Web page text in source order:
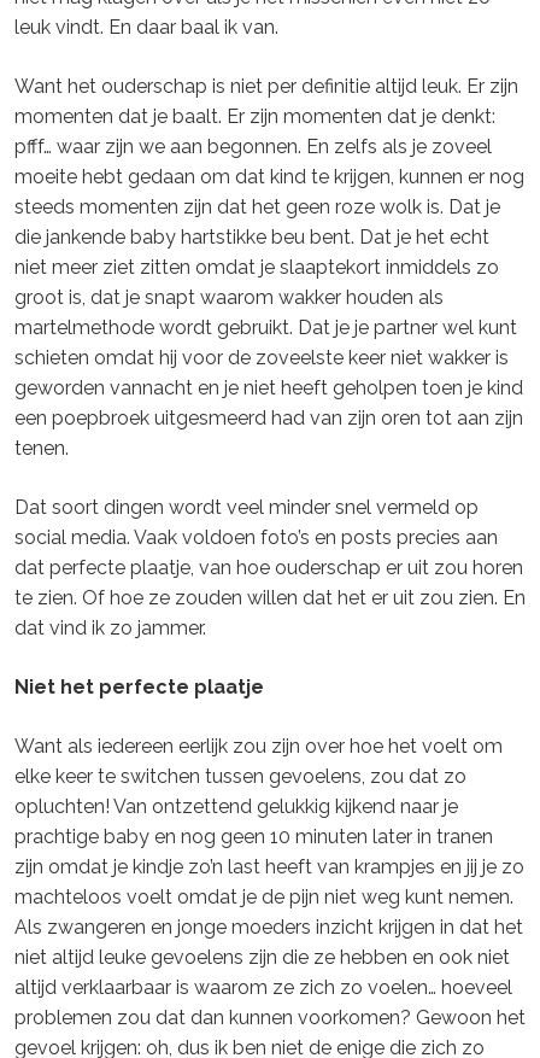
leuk vindt. En daar baal ik van.
Want het ouderschap is niet per definitie altijd leuk. Er zijn
momenten dat je baalt. Er zijn momenten dat je denkt:
pfff… waar zijn we aan begonnen. En zelfs als je zoveel
moeite hebt gedaan om dat kind te krijgen, kunnen er nog
steeds momenten zijn dat het geen roze wolk is. Dat je
die jankende baby hartstikke beu bent. Dat je het echt
niet meer ziet zitten omdat je slaaptekort inmiddels zo
groot is, dat je snapt waarom wakker houden als
martelmethode wordt gebruikt. Dat je je partner wel kunt
schieten omdat hij voor de zoveelste keer niet wakker is
geworden vannacht en je niet heeft geholpen toen je kind
een poepbroek uitgesmeerd had van zijn oren tot aan zijn
tenen.
Dat soort dingen wordt veel minder snel vermeld op
social media. Vaak voldoen foto’s en posts precies aan
dat perfecte plaatje, van hoe ouderschap er uit zou horen
te zien. Of hoe ze zouden willen dat het er uit zou zien. En
dat vind ik zo jammer.
Niet het perfecte plaatje
Want als iedereen eerlijk zou zijn over hoe het voelt om
elke keer te switchen tussen gevoelens, zou dat zo
opluchten! Van ontzettend gelukkig kijkend naar je
prachtige baby en nog geen 10 minuten later in tranen
zijn omdat je kindje zo’n last heeft van krampjes en jij je zo
machteloos voelt omdat je de pijn niet weg kunt nemen.
Als zwangeren en jonge moeders inzicht krijgen in dat het
niet altijd leuke gevoelens zijn die ze hebben en ook niet
altijd verklaarbaar is waarom ze zich zo voelen… hoeveel
problemen zou dat dan kunnen voorkomen? Gewoon het
gevoel krijgen: oh, dus ik ben niet de enige die zich zo